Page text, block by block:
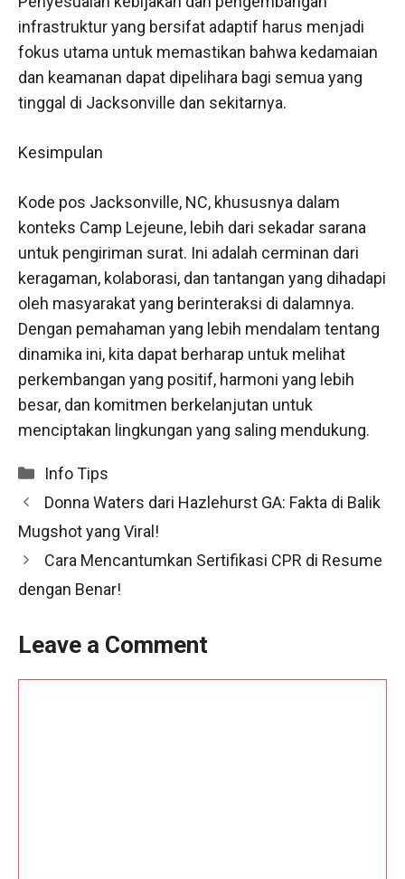
infrastruktur yang bersifat adaptif harus menjadi
fokus utama untuk memastikan bahwa kedamaian
dan keamanan dapat dipelihara bagi semua yang
tinggal di Jacksonville dan sekitarnya.
Kesimpulan
Kode pos Jacksonville, NC, khususnya dalam
konteks Camp Lejeune, lebih dari sekadar sarana
untuk pengiriman surat. Ini adalah cerminan dari
keragaman, kolaborasi, dan tantangan yang dihadapi
oleh masyarakat yang berinteraksi di dalamnya.
Dengan pemahaman yang lebih mendalam tentang
dinamika ini, kita dapat berharap untuk melihat
perkembangan yang positif, harmoni yang lebih
besar, dan komitmen berkelanjutan untuk
menciptakan lingkungan yang saling mendukung.
Categories
Info Tips
Donna Waters dari Hazlehurst GA: Fakta di Balik
Mugshot yang Viral!
Cara Mencantumkan Sertifikasi CPR di Resume
dengan Benar!
Leave a Comment